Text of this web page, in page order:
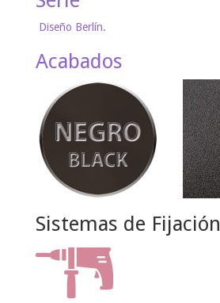
Diseño Berlín.
Acabados
Sistemas de Fijación